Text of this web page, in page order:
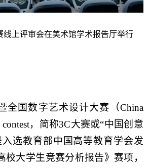
线上评审会在美术馆学术报告厅举行
全国数字艺术设计大赛（China
contest，简称3C大赛或“中国创意
选教育部中国高等教育学会发
校大学生竞赛分析报告》赛项，